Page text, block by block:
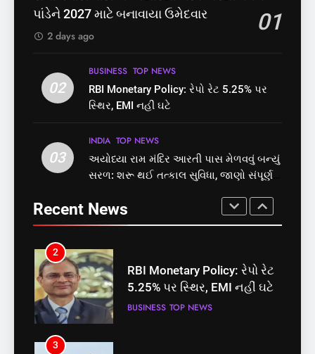
છે? FSSAIએ ડાબરના દાવાઓની
1
સમાજવાદી પાર્ટીએ અયોધ્યા
બેઠક પરથી પવન પાંડેને 2027
2
RBI Monetary Policy: રેપો રેટ
5.25% પર સ્થિર, EMI નહીં ઘટે
3
અયોધ્યા રામ મંદિર આરતી પાસ
મેળવવું બન્યું સરળ: શરૂ થઈ
તત્કાલ સુવિધા, જાણો સંપૂર્ણ
INDIA TOP NEWS
4
પાંડેને 2027 માટે બનાવાયા ઉમેદવાર
01
2 days ago
02
BUSINESS TOP NEWS
RBI Monetary Policy: રેપો રેટ 5.25% પર
સ્થિર, EMI નહીં ઘટે
03
INDIA TOP NEWS
અયોધ્યા રામ મંદિર આરતી પાસ મેળવવું બન્યું
સરળ: શરૂ થઈ તત્કાલ સુવિધા, જાણો સંપૂર્ણ
Recent News
નોંધણી બિલ2026’ ધ્વનિમતથી
શું તમારું મધ કે ઘી ખરેખર શુદ્ધ
છે? FSSAIએ ડાબરના દાવાઓની
1
સમાજવાદી પાર્ટીએ અયોધ્યા
બેઠક પરથી પવન પાંડેને 2027
માટે બનાવાયા ઉમેદવાર
2
RBI Monetary Policy: રેપો રેટ
5.25% પર સ્થિર, EMI નહીં ઘટે
BUSINESS TOP NEWS
3